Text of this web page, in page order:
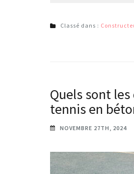
Classé dans :
Quels sont
tennis en
NOVEMBRE 27TH, 2024